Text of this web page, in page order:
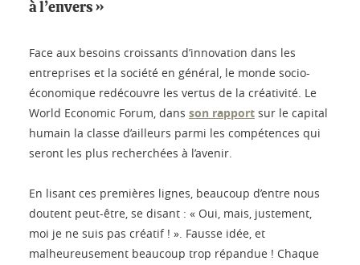
à l’envers »
Face aux besoins croissants d’innovation dans les
entreprises et la société en général, le monde socio-
économique redécouvre les vertus de la créativité. Le
World Economic Forum, dans son rapport sur le capital
humain la classe d’ailleurs parmi les compétences qui
seront les plus recherchées à l’avenir.
En lisant ces premières lignes, beaucoup d’entre nous
doutent peut-être, se disant : « Oui, mais, justement,
moi je ne suis pas créatif ! ». Fausse idée, et
malheureusement beaucoup trop répandue ! Chaque